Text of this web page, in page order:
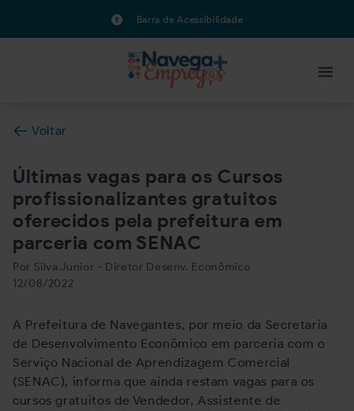
Barra de Acessibilidade
Voltar
Últimas vagas para os Cursos
profissionalizantes gratuitos
oferecidos pela prefeitura em
parceria com SENAC
Por Silva Junior - Diretor Desenv. Econômico
12/08/2022
A Prefeitura de Navegantes, por meio da Secretaria
de Desenvolvimento Econômico em parceria com o
Serviço Nacional de Aprendizagem Comercial
(SENAC), informa que ainda restam vagas para os
cursos gratuitos de Vendedor, Assistente de